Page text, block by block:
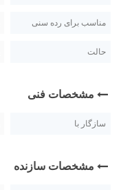
مناسب برای رده سنی
حالت
مشخصات فنی
سازگار با
مشخصات سازنده